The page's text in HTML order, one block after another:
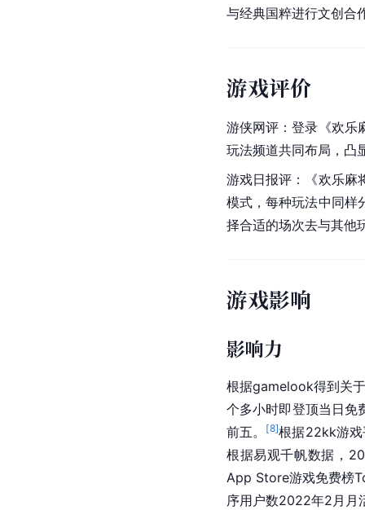
与经典国粹进行文创合
游戏评价
游侠网评：登录《欢乐
玩法频道共同布局，凸
游戏日报评：《欢乐麻
模式，每种玩法中同样
择合适的场次去与其他
游戏影响
影响力
根据gamelook得到关
个多小时即登顶当日免
前五。
[8]根据22kk游戏
根据易观千帆数据，
App Store游戏免费榜
序用户数2022年2月月